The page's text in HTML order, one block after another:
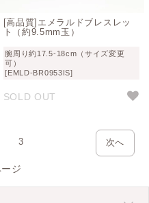
[高品質]エメラルドブレスレッ
ト（約9.5mm玉）
腕周り約17.5-18cm（サイズ変更
可）
[EMLD-BR0953IS]
SOLD OUT
3 次へ
ジ